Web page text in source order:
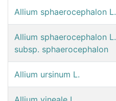
Allium sphaerocephalon L.
Allium sphaerocephalon L.
subsp. sphaerocephalon
Allium ursinum L.